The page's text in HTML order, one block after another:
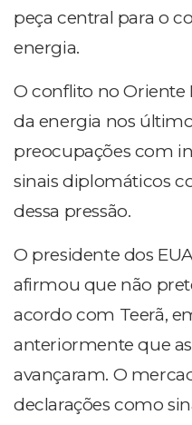
peça central para o
energia.
O conflito no Oriente
da energia nos
preocupações com
sinais diplomáticos
dessa pressão.
O presidente dos
afirmou que não
acordo com Teerã,
anteriormente que
avançaram. O
declarações como